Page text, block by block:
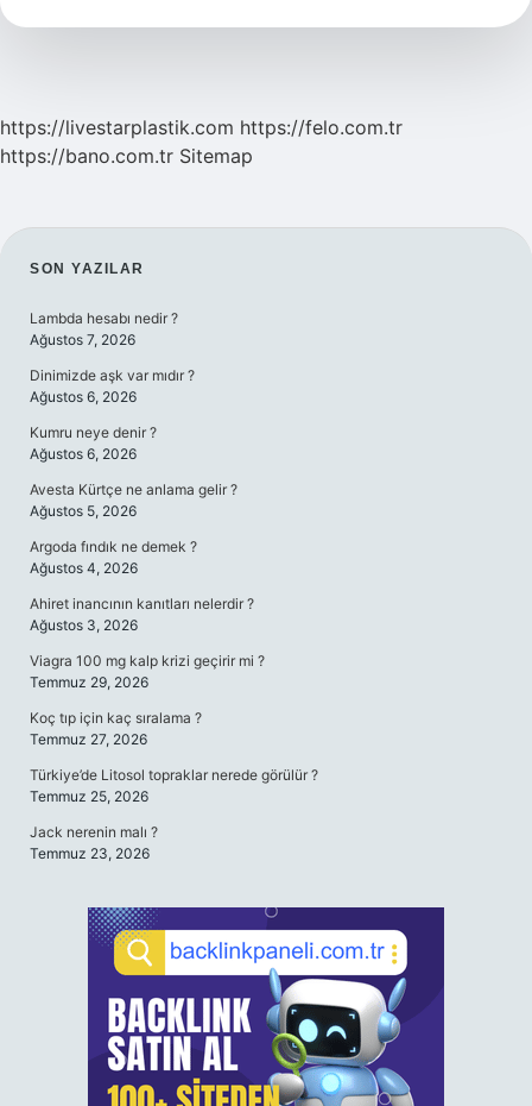
Nasıl
https://livestarplastik.com https://felo.com.tr
https://bano.com.tr Sitemap
SIDEBAR
SON YAZILAR
Lambda hesabı nedir ?
Ağustos 7, 2026
Dinimizde aşk var mıdır ?
Ağustos 6, 2026
Kumru neye denir ?
Ağustos 6, 2026
Avesta Kürtçe ne anlama gelir ?
Ağustos 5, 2026
Argoda fındık ne demek ?
Ağustos 4, 2026
Ahiret inancının kanıtları nelerdir ?
Ağustos 3, 2026
Viagra 100 mg kalp krizi geçirir mi ?
Temmuz 29, 2026
Koç tıp için kaç sıralama ?
Temmuz 27, 2026
Türkiye’de Litosol topraklar nerede görülür ?
Temmuz 25, 2026
Jack nerenin malı ?
Temmuz 23, 2026